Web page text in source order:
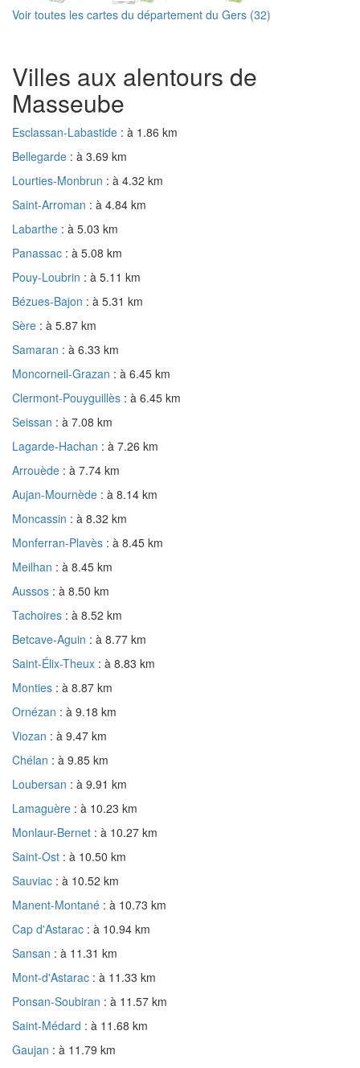
Voir toutes les cartes du département du Gers (32)
Villes aux alentours de
Masseube
Esclassan-Labastide : à 1.86 km
Bellegarde : à 3.69 km
Lourties-Monbrun : à 4.32 km
Saint-Arroman : à 4.84 km
Labarthe : à 5.03 km
Panassac : à 5.08 km
Pouy-Loubrin : à 5.11 km
Bézues-Bajon : à 5.31 km
Sère : à 5.87 km
Samaran : à 6.33 km
Moncorneil-Grazan : à 6.45 km
Clermont-Pouyguillès : à 6.45 km
Seissan : à 7.08 km
Lagarde-Hachan : à 7.26 km
Arrouède : à 7.74 km
Aujan-Mournède : à 8.14 km
Moncassin : à 8.32 km
Monferran-Plavès : à 8.45 km
Meilhan : à 8.45 km
Aussos : à 8.50 km
Tachoires : à 8.52 km
Betcave-Aguin : à 8.77 km
Saint-Élix-Theux : à 8.83 km
Monties : à 8.87 km
Ornézan : à 9.18 km
Viozan : à 9.47 km
Chélan : à 9.85 km
Loubersan : à 9.91 km
Lamaguère : à 10.23 km
Monlaur-Bernet : à 10.27 km
Saint-Ost : à 10.50 km
Sauviac : à 10.52 km
Manent-Montané : à 10.73 km
Cap d'Astarac : à 10.94 km
Sansan : à 11.31 km
Mont-d'Astarac : à 11.33 km
Ponsan-Soubiran : à 11.57 km
Saint-Médard : à 11.68 km
Gaujan : à 11.79 km